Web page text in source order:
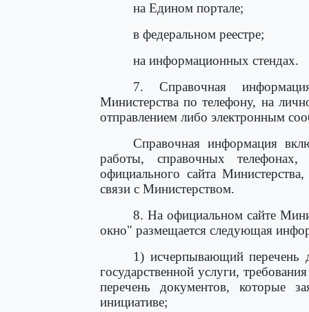
на Едином портале;
в федеральном реестре;
на информационных стендах.
7. Справочная
Министерства по телефону, на
отправлением либо электронным
Справочная информация
работы, справочных телефонах,
официального сайта
связи с Министерством.
8. На официальном сайте
окно" размещается следующая
1) исчерпывающий перечень
государственной услуги,
перечень документов, которые
инициативе;